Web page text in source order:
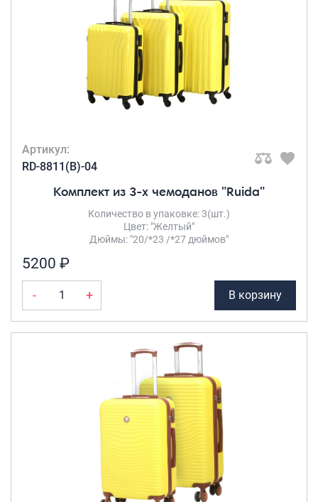
Артикул:
RD-8811(B)-04
Комплект из 3-х чемоданов "Ruida"
Количество в упаковке: 3(шт.)
Цвет: "Желтый"
Дюймы: "20/*23 /*27 дюймов"
5200 ₽
- + В корзину